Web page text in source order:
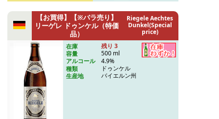
【お買得】【※バラ売り】
リーゲレ ドゥンケル（特価
品）
Riegele Aechtes
Dunkel(Special
price)
在庫
残り 3
容量
500 ml
アルコール
4.9%
種類
ドゥンケル
生産地
バイエルン州